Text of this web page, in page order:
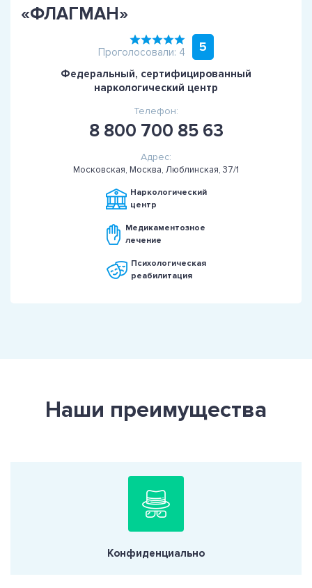
«ФЛАГМАН»
Проголосовали: 4 5
Федеральный, сертифицированный
наркологический центр
Телефон:
8 800 700 85 63
Адрес:
Московская, Москва, Люблинская, 37/1
Наркологический
центр
Медикаментозное
лечение
Психологическая
реабилитация
Наши преимущества
Конфиденциально